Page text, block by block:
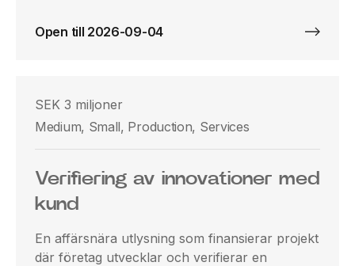
Open till 2026-09-04
SEK 3 miljoner
Medium, Small, Production, Services
Verifiering av innovationer med
kund
En affärsnära utlysning som finansierar projekt
där företag utvecklar och verifierar en